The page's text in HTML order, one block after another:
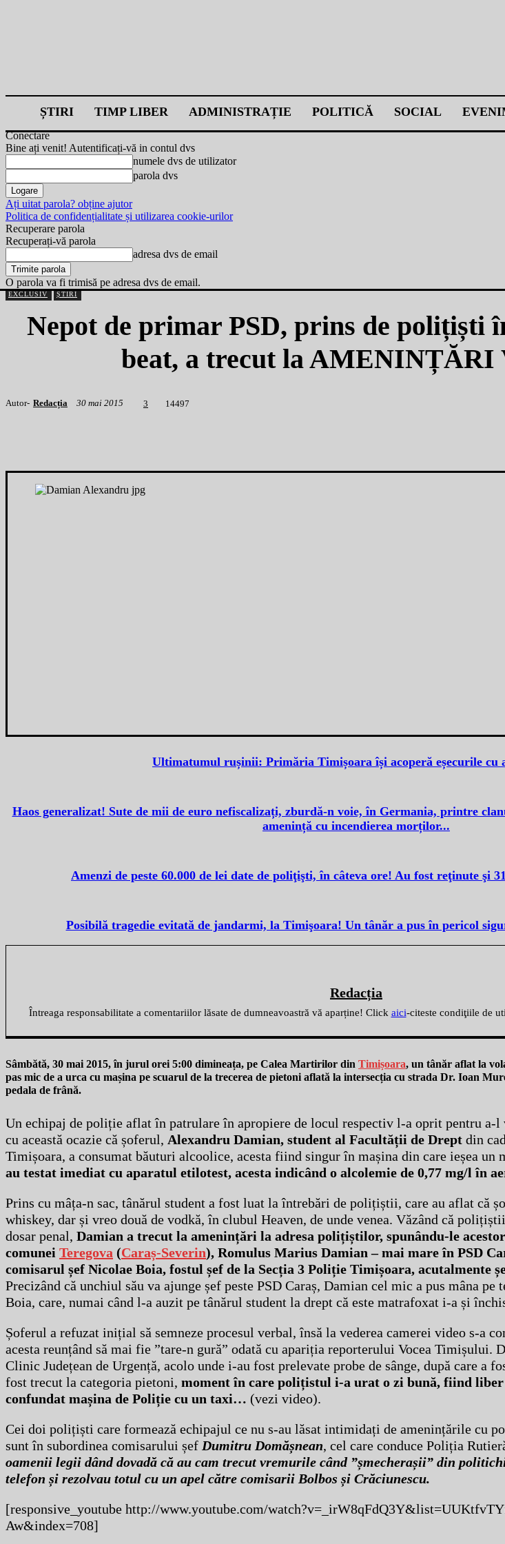
ȘTIRI TIMP LIBER ADMINISTRAȚIE POLITICĂ SOCIAL
Conectare
Bine ați venit! Autentificați-vă in contul dvs
numele dvs de utilizator
parola dvs
Ați uitat parola? obține ajutor
Politica de confidențialitate și utilizarea cookie-urilor
Recuperare parola
Recuperați-vă parola
adresa dvs de email
O parola va fi trimisă pe adresa dvs de email.
EXCLUSIV ȘTIRI
Nepot de primar PSD, prins de polițiști
beat, a trecut la AMENINȚĂRI
Autor- Redacția 30 mai 2015 3 1 4497
Ultimatumul rușinii: Primăria Timișoara își acoperă eșecurile cu
Haos generalizat! Sute de mii de euro nefiscalizați, zburdă-n voie, în Germania, printre
amenință cu incendierea morților...
Amenzi de peste 60.000 de lei date de poliţişti, în câteva ore! Au fost reţinute şi
Posibilă tragedie evitată de jandarmi, la Timişoara! Un tânăr a pus în pericol
Redacția
Întreaga responsabilitate a comentariilor lăsate de dumneavoastră vă aparține! Click aici-citeste condiţiile de
Sâmbătă, 30 mai 2015, în jurul orei 5:00 dimineața, pe Calea Martirilor din Timișoara, un tânăr aflat la
pas mic de a urca cu mașina pe scuarul de la trecerea de pietoni aflată la intersecția cu strada Dr. Ioan
pedala de frână.
Un echipaj de poliție aflat în patrulare în apropiere de locul respectiv l-a oprit pentru a-
cu această ocazie că șoferul, Alexandru Damian, student al Facultății de Drept din
Timișoara, a consumat băuturi alcoolice, acesta fiind singur în mașina din care ieșea un
au testat imediat cu aparatul etilotest, acesta indicând o alcolemie de 0,77 mg/l în
Prins cu mâța-n sac, tânărul student a fost luat la întrebări de polițiștii, care au aflat că
whiskey, dar și vreo două de vodkă, în clubul Heaven, de unde venea. Văzând că
dosar penal, Damian a trecut la amenințări la adresa polițiștilor, spunându-le
comunei Teregova (Caraș-Severin), Romulus Marius Damian – mai mare în PSD
comisarul șef Nicolae Boia, fostul șef de la Secția 3 Poliție Timișoara, acutalmente
Precizând că unchiul său va ajunge șef peste PSD Caraș, Damian cel mic a pus mâna
Boia, care, numai când l-a auzit pe tânărul student la drept că este matrafoxat i-a și
Șoferul a refuzat inițial să semneze procesul verbal, însă la vederea camerei video s-a
acesta reunțând să mai fie ”tare-n gură” odată cu apariția reporterului Vocea Timișului.
Clinic Județean de Urgență, acolo unde i-au fost prelevate probe de sânge, după care a
fost trecut la categoria pietoni, moment în care polițistul i-a urat o zi bună, fiind liber
confundat mașina de Poliție cu un taxi… (vezi video).
Cei doi polițiști care formează echipajul ce nu s-au lăsat intimidați de amenințările cu
sunt în subordinea comisarului șef Dumitru Domășnean, cel care conduce Poliția
oamenii legii dând dovadă că au cam trecut vremurile când ”șmecherașii” din
telefon și rezolvau totul cu un apel către comisarii Bolbos și Crăciunescu.
[responsive_youtube http://www.youtube.com/
Aw&index=708]